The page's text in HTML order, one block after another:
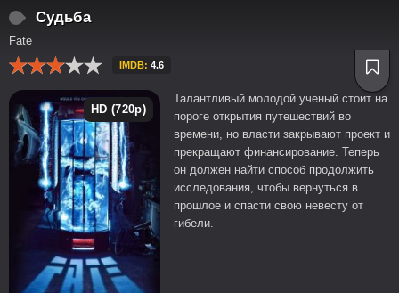
Судьба
Fate
IMDB: 4.6
HD (720p)
Талантливый молодой ученый стоит на
пороге открытия путешествий во
времени, но власти закрывают проект и
прекращают финансирование. Теперь
он должен найти способ продолжить
исследования, чтобы вернуться в
прошлое и спасти свою невесту от
гибели.